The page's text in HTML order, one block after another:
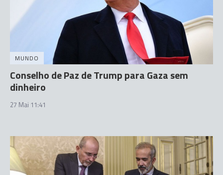
MUNDO
Conselho de Paz de Trump para Gaza sem
dinheiro
27 Mai 11:41